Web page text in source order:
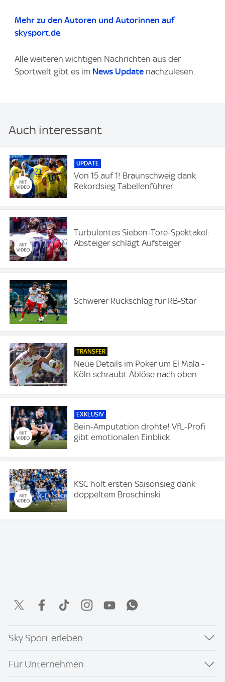
Mehr zu den Autoren und Autorinnen auf
skysport.de
Alle weiteren wichtigen Nachrichten aus der
Sportwelt gibt es im News Update nachzulesen.
Auch interessant
UPDATE
Von 15 auf 1! Braunschweig dank
Rekordsieg Tabellenführer
Turbulentes Sieben-Tore-Spektakel:
Absteiger schlägt Aufsteiger
Schwerer Rückschlag für RB-Star
TRANSFER
Neue Details im Poker um El Mala -
Köln schraubt Ablöse nach oben
EXKLUSIV
Bein-Amputation drohte! VfL-Profi
gibt emotionalen Einblick
KSC holt ersten Saisonsieg dank
doppeltem Broschinski
Sky Sport erleben
Für Unternehmen